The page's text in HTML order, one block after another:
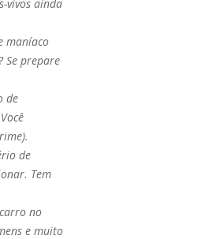
vivos ainda
maníaco
Se prepare
de
de
Tem
no
e muito